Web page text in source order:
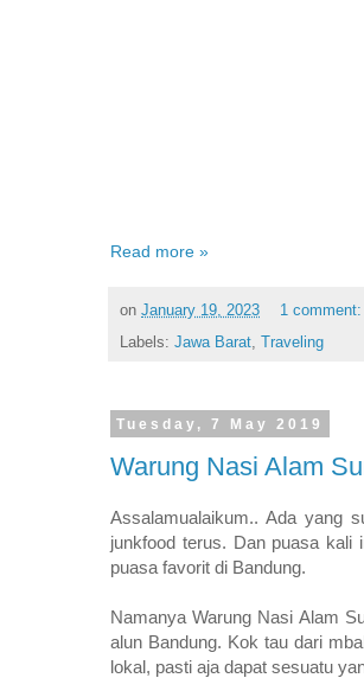
Read more »
on January 19, 2023
1 comment:
Labels: Jawa Barat, Traveling
Tuesday, 7 May 2019
Warung Nasi Alam
Assalamualaikum.. Ada yang
junkfood terus. Dan puasa
puasa favorit di Bandung.
Namanya Warung Nasi Alam
alun Bandung. Kok tau dari
lokal, pasti aja dapat sesuatu